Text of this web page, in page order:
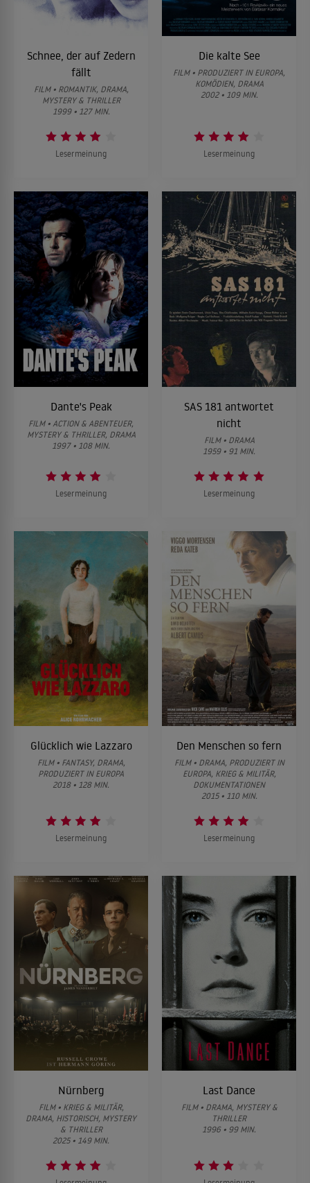
Schnee, der auf Zedern
fällt
FILM • ROMANTIK, DRAMA,
MYSTERY & THRILLER
1999 • 127 MIN.
Lesermeinung
Die kalte See
FILM • PRODUZIERT IN EUROPA,
KOMÖDIEN, DRAMA
2002 • 109 MIN.
Lesermeinung
Dante's Peak
FILM • ACTION & ABENTEUER,
MYSTERY & THRILLER, DRAMA
1997 • 108 MIN.
Lesermeinung
SAS 181 antwortet
nicht
FILM • DRAMA
1959 • 91 MIN.
Lesermeinung
Glücklich wie Lazzaro
FILM • FANTASY, DRAMA,
PRODUZIERT IN EUROPA
2018 • 128 MIN.
Lesermeinung
Den Menschen so fern
FILM • DRAMA, PRODUZIERT IN
EUROPA, KRIEG & MILITÄR,
DOKUMENTATIONEN
2015 • 110 MIN.
Lesermeinung
Nürnberg
FILM • KRIEG & MILITÄR,
DRAMA, HISTORISCH, MYSTERY
& THRILLER
2025 • 149 MIN.
Last Dance
FILM • DRAMA, MYSTERY &
THRILLER
1996 • 99 MIN.